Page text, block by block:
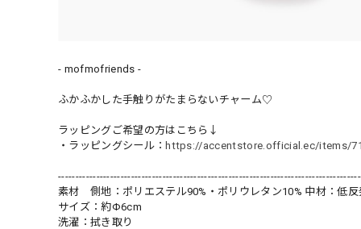
- mofmofriends -
ふかふかした手触りがたまらないチャーム♡
ラッピングご希望の方はこちら↓
・ラッピングシール： https://accentstore.official.ec/items/
素材 側地：ポリエステル90%・ポリウレタン10% 中材：低反
サイズ：約Φ6cm
洗濯：拭き取り